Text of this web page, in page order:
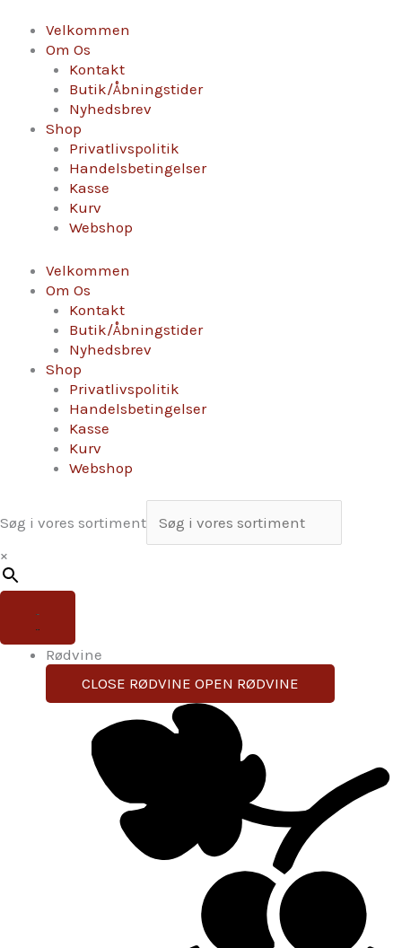
indholdet
Velkommen
Om Os
Kontakt
Butik/Åbningstider
Nyhedsbrev
Shop
Privatlivspolitik
Handelsbetingelser
Kasse
Kurv
Webshop
Velkommen
Om Os
Kontakt
Butik/Åbningstider
Nyhedsbrev
Shop
Privatlivspolitik
Handelsbetingelser
Kasse
Kurv
Webshop
Søg i vores sortiment
×
Rødvine
CLOSE RØDVINE OPEN RØDVINE
“Domaine
Rochegrès”,
Maison